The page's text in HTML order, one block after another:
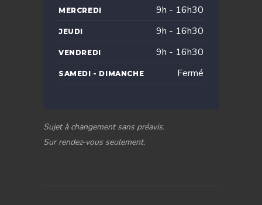
MERCREDI 9h - 16h30
JEUDI 9h - 16h30
VENDREDI 9h - 16h30
SAMEDI - DIMANCHE Fermé
Sujet à changement sans préavis.
Sur rendez-vous seulement.